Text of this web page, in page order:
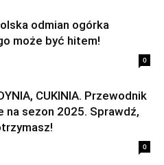
odmian ogórka
może być hitem!
0
CUKINIA. Przewodnik
na sezon 2025. Sprawdź,
0